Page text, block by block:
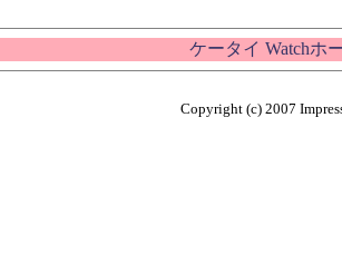
ケータイ Watchホ
Copyright (c) 2007